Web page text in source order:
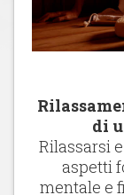
di
Rilassarsi
aspetti
mentale e